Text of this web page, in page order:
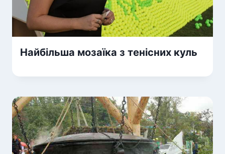
Найбільша мозаїка з тенісних куль